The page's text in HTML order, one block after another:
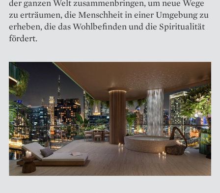
der ganzen Welt zusammenbringen, um neue Wege
zu erträumen, die Menschheit in einer Umgebung zu
erheben, die das Wohlbefinden und die Spiritualität
fördert.